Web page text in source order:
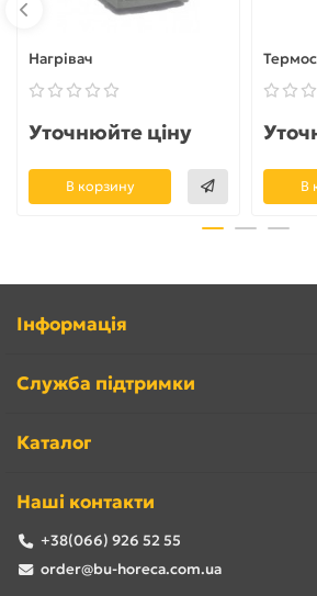
Нагрівач
Уточнюйте ціну
В корзину В
Інформація
Служба підтримки
Каталог
Наші контакти
+38(066) 926 52 55
order@bu-horeca.com.ua